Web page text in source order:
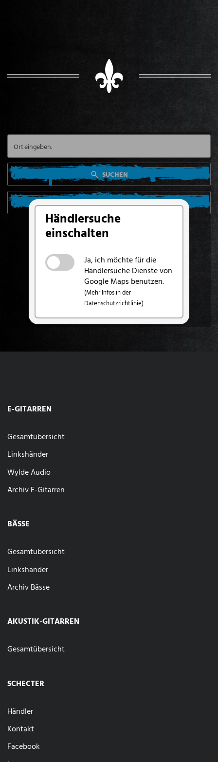
Händlersuche
einschalten
Ja, ich möchte für die
Händlersuche Dienste von
Google Maps benutzen.
(Mehr Infos in der
Datenschutzrichtlinie)
SUCHEN
SUCHE VON MEINEM STANDORT AUS
E-GITARREN
Gesamtübersicht
Linkshänder
Wylde Audio
Archiv E-Gitarren
BÄSSE
Gesamtübersicht
Linkshänder
Archiv Bässe
AKUSTIK-GITARREN
Gesamtübersicht
SCHECTER
Händler
Kontakt
Facebook